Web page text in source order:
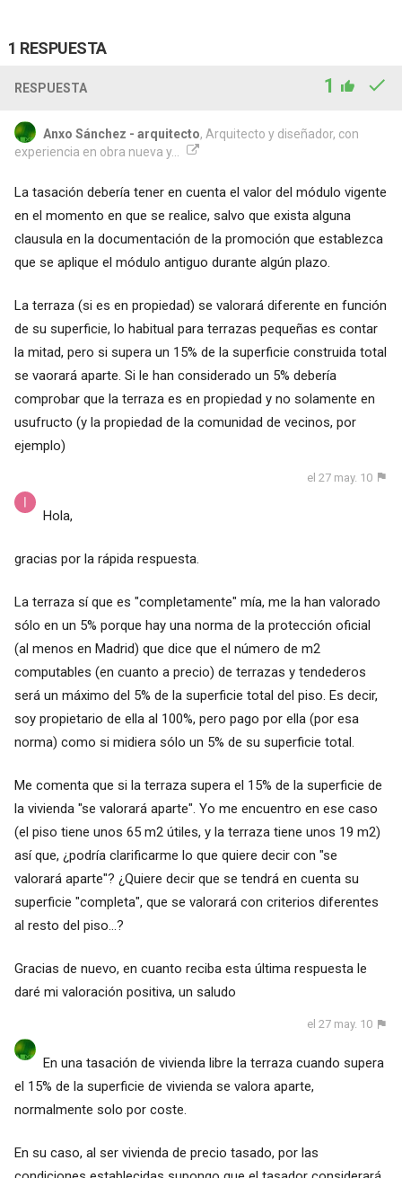
1 RESPUESTA
RESPUESTA 1
Anxo Sánchez - arquitecto, Arquitecto y diseñador, con
experiencia en obra nueva y...
La tasación debería tener en cuenta el valor del módulo vigente
en el momento en que se realice, salvo que exista alguna
clausula en la documentación de la promoción que establezca
que se aplique el módulo antiguo durante algún plazo.
La terraza (si es en propiedad) se valorará diferente en función
de su superficie, lo habitual para terrazas pequeñas es contar
la mitad, pero si supera un 15% de la superficie construida total
se vaorará aparte. Si le han considerado un 5% debería
comprobar que la terraza es en propiedad y no solamente en
usufructo (y la propiedad de la comunidad de vecinos, por
ejemplo)
el 27 may. 10
Hola,
gracias por la rápida respuesta.
La terraza sí que es "completamente" mía, me la han valorado
sólo en un 5% porque hay una norma de la protección oficial
(al menos en Madrid) que dice que el número de m2
computables (en cuanto a precio) de terrazas y tendederos
será un máximo del 5% de la superficie total del piso. Es decir,
soy propietario de ella al 100%, pero pago por ella (por esa
norma) como si midiera sólo un 5% de su superficie total.
Me comenta que si la terraza supera el 15% de la superficie de
la vivienda "se valorará aparte". Yo me encuentro en ese caso
(el piso tiene unos 65 m2 útiles, y la terraza tiene unos 19 m2)
así que, ¿podría clarificarme lo que quiere decir con "se
valorará aparte"? ¿Quiere decir que se tendrá en cuenta su
superficie "completa", que se valorará con criterios diferentes
al resto del piso...?
Gracias de nuevo, en cuanto reciba esta última respuesta le
daré mi valoración positiva, un saludo
el 27 may. 10
En una tasación de vivienda libre la terraza cuando supera
el 15% de la superficie de vivienda se valora aparte,
normalmente solo por coste.
En su caso, al ser vivienda de precio tasado, por las